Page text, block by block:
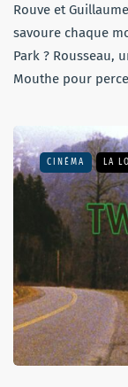
Rouve et
savoure chaque
Park ? Rousseau,
Mouthe pour
CINÉMA LA